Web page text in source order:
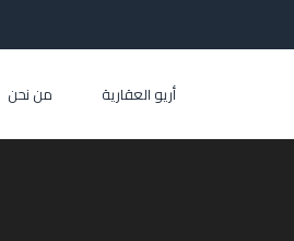
أريو العقارية من نحن